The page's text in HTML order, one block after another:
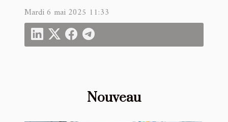
Mardi 6 mai 2025 11:33
Nouveau